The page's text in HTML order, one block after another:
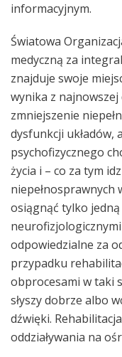
informacyjnym.
Światowa
medyczną za
znajduje swoje
wynika z
zmniejszenie
dysfunkcji układów,
psychofizycznego
życia i – co za tym
niepełnosprawnych
osiągnąć tylko
odpowiedzialne za
przypadku
obprocesami w taki
słyszy dobrze albo
dźwięki.
oddziaływania na